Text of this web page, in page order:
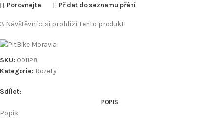
Porovnejte Přidat do seznamu přání
3 Návštěvníci si prohlíží tento produkt!
SKU: 001128
Kategorie: Rozety
Sdílet:
POPIS
Popis